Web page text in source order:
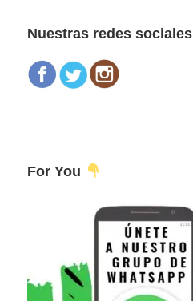
Nuestras redes sociales
For You